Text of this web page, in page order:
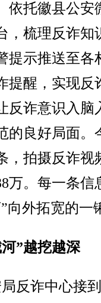
托徽县公安
，梳理反诈知
提示推送至各
提醒，实现反
反诈意识入脑
的良好局面。
，拍摄反诈视
万。每一条信
向外拓宽的一
”越挖越深
反诈中心接